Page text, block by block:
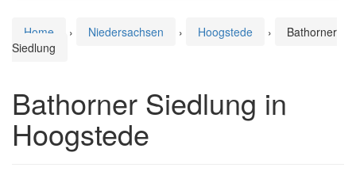
Home › Niedersachsen › Hoogstede ›
Bathorner
Siedlung
Bathorner Siedlung in
Hoogstede